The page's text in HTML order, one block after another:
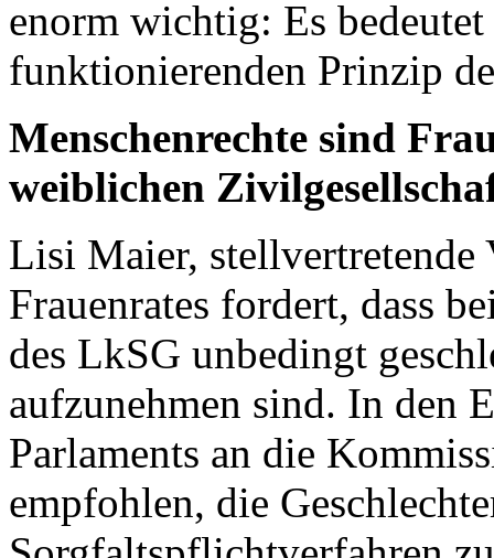
enorm wichtig: Es
funktionierenden Prinzip
Menschenrechte sind
weiblichen
Lisi Maier, stellvertretende
Frauenrates fordert, dass
des LkSG unbedingt
aufzunehmen sind. In den
Parlaments an die
empfohlen, die